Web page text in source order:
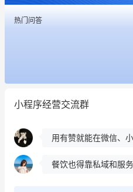
热门问答
小程序经营交流群
用有赞就能在微信、
冰墩墩货源充足需要
这个营销策划案例推
用有赞就能在微信、
餐饮也得靠私域和服